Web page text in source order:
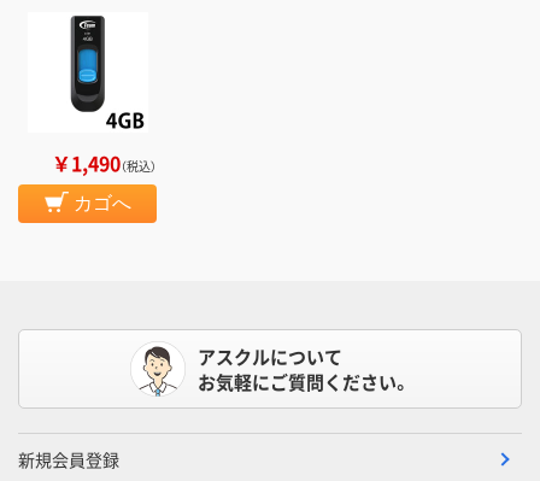
￥1,490（税込）
カゴへ
アスクルについて
お気軽にご質問ください。
新規会員登録